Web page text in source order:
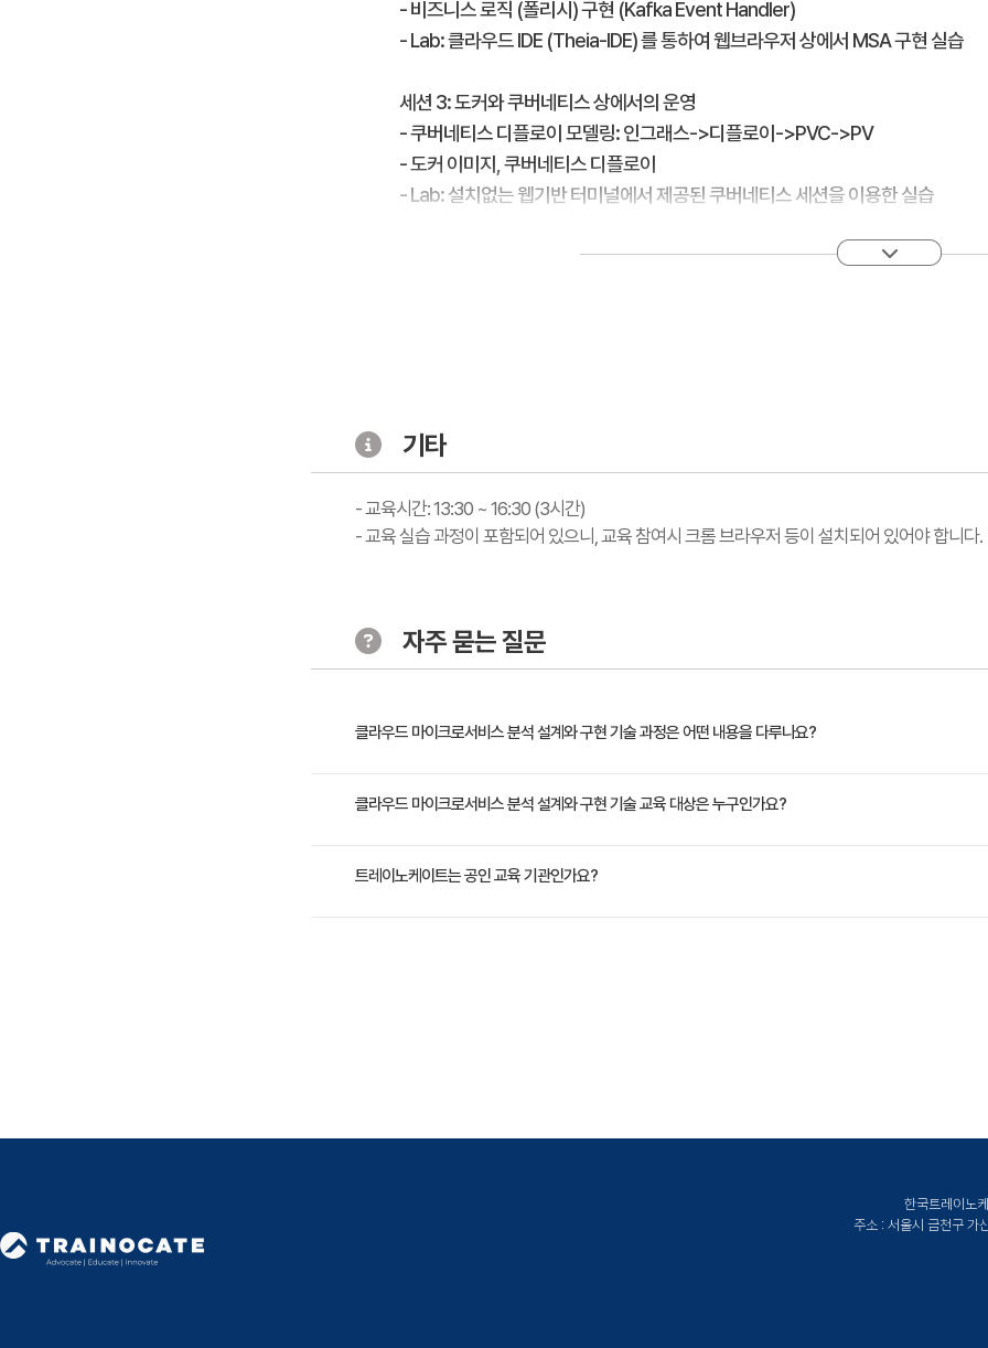
- 비즈니스 로직 (폴리시) 구현 (Kafka Event Handler)
- Lab: 클라우드 IDE (Theia-IDE) 를 통하여 웹브라우저 상에서 MSA 구현 실습
세션 3: 도커와 쿠버네티스 상에서의 운영
- 쿠버네티스 디플로이 모델링: 인그래스->디플로이->PVC->PV
- 도커 이미지, 쿠버네티스 디플로이
- Lab: 설치없는 웹기반 터미널에서 제공된 쿠버네티스 세션을 이용한 실습
기타
- 교육시간: 13:30 ~ 16:30 (3시간)
- 교육 실습 과정이 포함되어 있으니, 교육 참여시 크롬 브라우저 등이 설치되어 있어야 합니다.
자주 묻는 질문
클라우드 마이크로서비스 분석 설계와 구현 기술 과정은 어떤 내용을 다루나요?
클라우드 기반 애플리케이션이 최상의 성능과 확장성 및 가용성을 내기 위해서는 클라우드 환경에 적합한 마이크로
인 클라우드 개발자 교육을 위해 클라우드 실습 교육 플랫폼을 준비하여 비대면 환경에서도 원할히 실습할 수 있는 환경
클라우드 마이크로서비스 분석 설계와 구현 기술 교육 대상은 누구인가요?
클라우드 관련 SW 개발자 클라우드 관련 마이크로 서비스 아키텍쳐에 관심이 있으신 분
트레이노케이트는 공인 교육 기관인가요?
한국트레이노
주소 : 서울시 금천구